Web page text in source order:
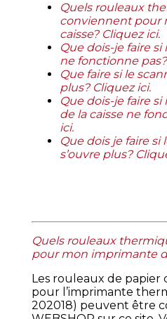
Quels rouleaux
conviennent pour
caisse? Cliquez ici.
Que dois-je faire
ne fonctionne
Que faire si le
plus? Cliquez ici.
Que dois-je faire
de la caisse ne
ici.
Que dois je faire si
s’ouvre plus?
Quels rouleaux
pour mon imprimante
Les rouleaux de
pour l’imprimante
202018) peuvent être